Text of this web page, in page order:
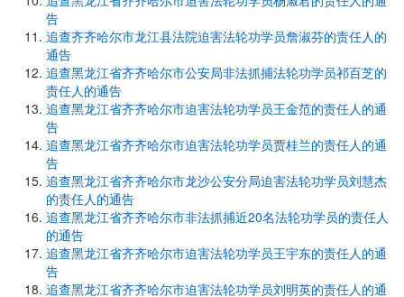
告
追查齐齐哈尔市龙江县法院迫害法轮功学员詹淑芬的责任人的
通告
追查黑龙江省齐齐哈尔市公安局非法抓捕法轮功学员祁百芝的
责任人的通告
追查黑龙江省齐齐哈尔市迫害法轮功学员王金范的责任人的通
告
追查黑龙江省齐齐哈尔市迫害法轮功学员贾桂兰的责任人的通
告
追查黑龙江省齐齐哈尔市龙沙公安分局迫害法轮功学员刘慧杰
的责任人的通告
追查黑龙江省齐齐哈尔市非法抓捕近20名法轮功学员的责任人
的通告
追查黑龙江省齐齐哈尔市迫害法轮功学员王宇东的责任人的通
告
追查黑龙江省齐齐哈尔市迫害法轮功学员刘明英的责任人的通